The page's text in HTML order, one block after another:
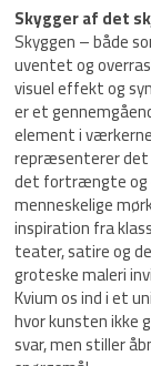
Skygger af det
Skyggen – både
uventet og
visuel effekt og
er et
element i
repræsenterer
det fortrængte
menneskelige
inspiration fra
teater, satire og
groteske maleri
Kvium os ind i et
hvor kunsten ikke
svar, men stiller